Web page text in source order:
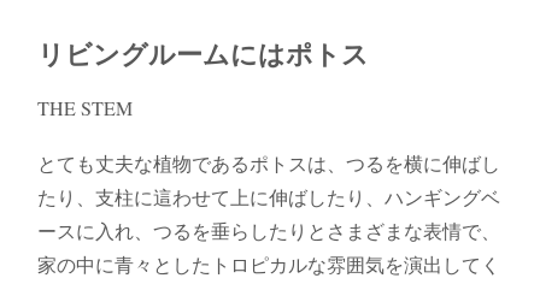
リビングルームにはポトス
THE STEM
とても丈夫な植物であるポトスは、つるを横に伸ばし
たり、支柱に這わせて上に伸ばしたり、ハンギングベ
ースに入れ、つるを垂らしたりとさまざまな表情で、
家の中に青々としたトロピカルな雰囲気を演出してく